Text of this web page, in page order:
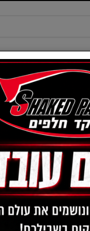
אביזרים ומוצרים לרכב
מטלית
מק"ט :416 341
מחיר:
₪126
מחיר מבצע:
אזל המלאי